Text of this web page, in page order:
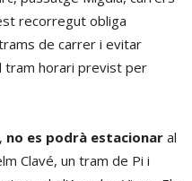
recorregut obliga
de carrer i evitar
tram horari previst per
, no es podrà estacionar al
Clavé, un tram de Pi i